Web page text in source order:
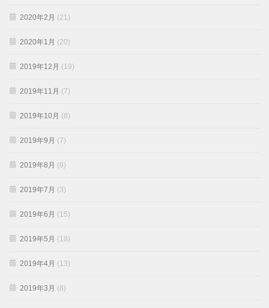
2020年2月 (21)
2020年1月 (20)
2019年12月 (19)
2019年11月 (7)
2019年10月 (8)
2019年9月 (7)
2019年8月 (9)
2019年7月 (3)
2019年6月 (15)
2019年5月 (18)
2019年4月 (13)
2019年3月 (8)